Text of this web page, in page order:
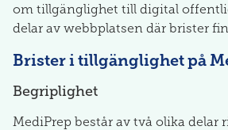
om tillgänglighet till digital
delar av webbplatsen där brister
Brister i tillgänglighet på
Begriplighet
MediPrep består av två olika delar